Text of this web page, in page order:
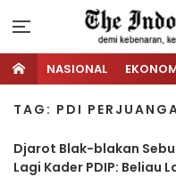
NASIONAL
TAG: PDI
Djarot Blak-blakan
Lagi Kader PDIP: Beliau